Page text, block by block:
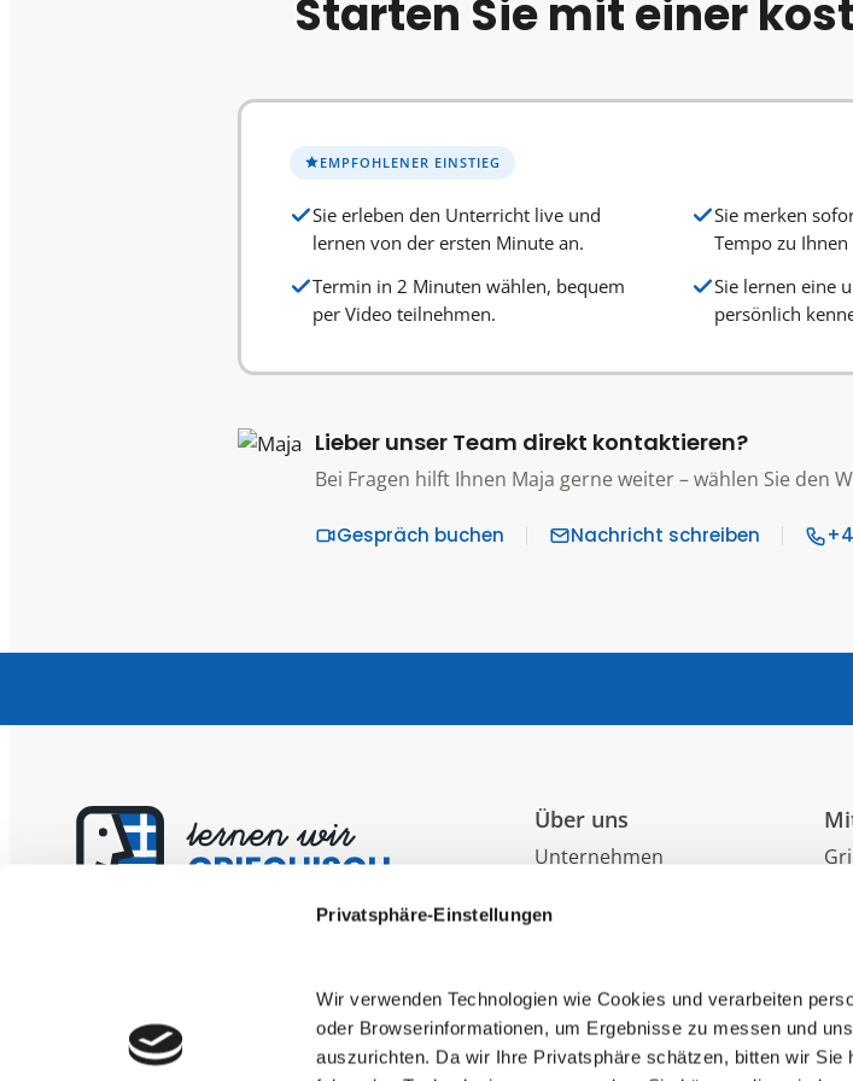
Privatsphäre-Einstellungen
Wir verwenden Technologien wie Cookies und verarbeiten
oder Browserinformationen, um Ergebnisse zu messen und
auszurichten. Da wir Ihre Privatsphäre schätzen, bitten wir Sie
Starten Sie mit einer
EMPFOHLENER EINSTIEG
Sie erleben den Unterricht live und
lernen von der ersten Minute an.
Termin in 2 Minuten wählen, bequem
per Video teilnehmen.
Sie merken
Tempo zu Ihnen
Sie lernen eine
persönlich
Lieber unser Team direkt kontaktieren?
Bei Fragen hilft Ihnen Maja gerne weiter – wählen Sie den
Gespräch buchen Nachricht schreiben
Über uns
Unternehmen
Datenschutz